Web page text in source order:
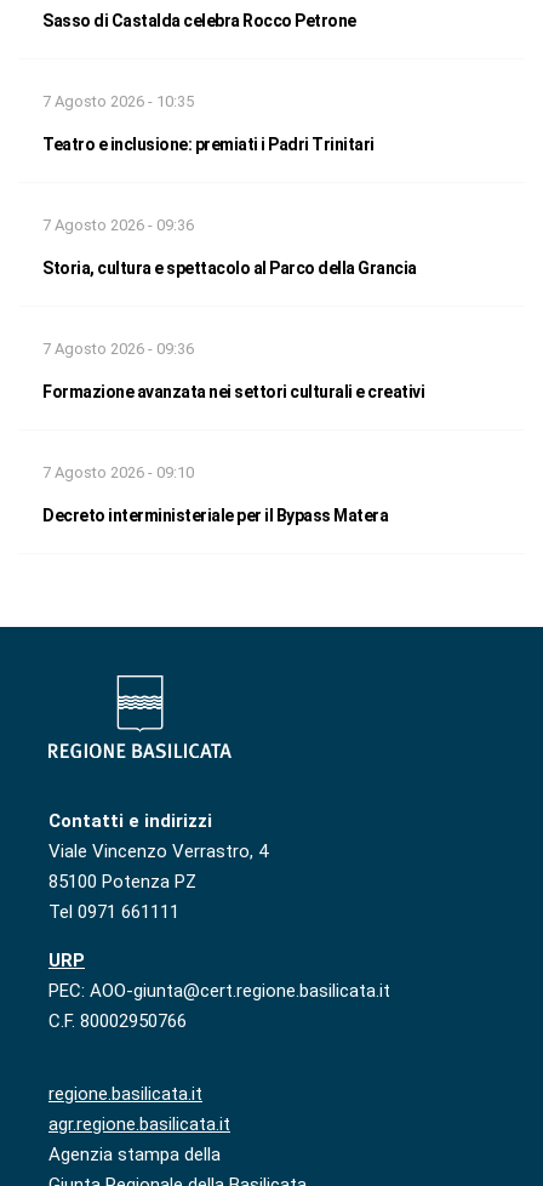
Sasso di Castalda celebra Rocco Petrone
7 Agosto 2026 - 10:35
Teatro e inclusione: premiati i Padri Trinitari
7 Agosto 2026 - 09:36
Storia, cultura e spettacolo al Parco della Grancia
7 Agosto 2026 - 09:36
Formazione avanzata nei settori culturali e creativi
7 Agosto 2026 - 09:10
Decreto interministeriale per il Bypass Matera
Contatti e indirizzi
Viale Vincenzo Verrastro, 4
85100 Potenza PZ
Tel 0971 661111
URP
PEC: AOO-giunta@cert.regione.basilicata.it
C.F. 80002950766
regione.basilicata.it
agr.regione.basilicata.it
Agenzia stampa della